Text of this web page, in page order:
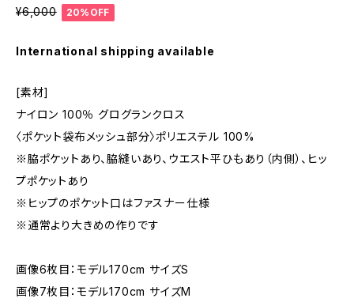
¥6,000 20%OFF
International shipping available
[素材]
ナイロン 100％ グログランクロス
〈ポケット袋布メッシュ部分〉ポリエステル 100%
※脇ポケットあり、脇縫いあり、ウエスト平ひもあり（内側）、ヒッ
プポケットあり
※ヒップのポケット口はファスナー仕様
※通常より大きめの作りです
画像6枚目：モデル170cm サイズS
画像7枚目：モデル170cm サイズM